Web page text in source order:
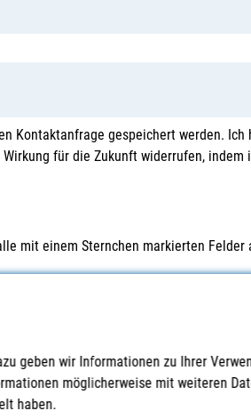
Kontaktanfrage gespeichert werden. Ich
für die Zukunft widerrufen, indem
mit einem Sternchen markierten Felder
geben wir Informationen zu Ihrer
möglicherweise mit weiteren
haben.